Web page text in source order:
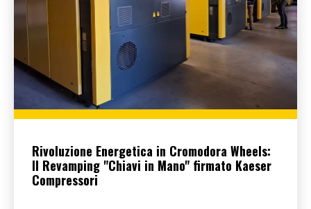
Rivoluzione Energetica in Cromodora Wheels:
Il Revamping "Chiavi in Mano" firmato Kaeser
Compressori